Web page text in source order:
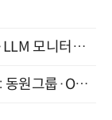
[올쇼TV] AI 시대의 옵저버빌리티: GPU·LLM 모니터링부터 AI 기반 장애 대응까지 (8/11 생방송)
B2B에서 B2C까지, 현장 실제 운영사례 : 동원그룹·OCI·다이닝브랜즈그룹·당근 (8/27)